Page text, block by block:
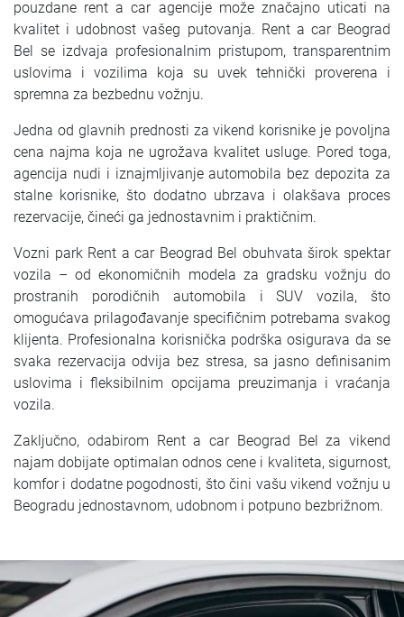
pouzdane rent a car agencije može značajno uticati na
kvalitet i udobnost vašeg putovanja. Rent a car Beograd
Bel se izdvaja profesionalnim pristupom, transparentnim
uslovima i vozilima koja su uvek tehnički proverena i
spremna za bezbednu vožnju.
Jedna od glavnih prednosti za vikend korisnike je povoljna
cena najma koja ne ugrožava kvalitet usluge. Pored toga,
agencija nudi i iznajmljivanje automobila bez depozita za
stalne korisnike, što dodatno ubrzava i olakšava proces
rezervacije, čineći ga jednostavnim i praktičnim.
Vozni park Rent a car Beograd Bel obuhvata širok spektar
vozila – od ekonomičnih modela za gradsku vožnju do
prostranih porodičnih automobila i SUV vozila, što
omogućava prilagođavanje specifičnim potrebama svakog
klijenta. Profesionalna korisnička podrška osigurava da se
svaka rezervacija odvija bez stresa, sa jasno definisanim
uslovima i fleksibilnim opcijama preuzimanja i vraćanja
vozila.
Zaključno, odabirom Rent a car Beograd Bel za vikend
najam dobijate optimalan odnos cene i kvaliteta, sigurnost,
komfor i dodatne pogodnosti, što čini vašu vikend vožnju u
Beogradu jednostavnom, udobnom i potpuno bezbrižnom.